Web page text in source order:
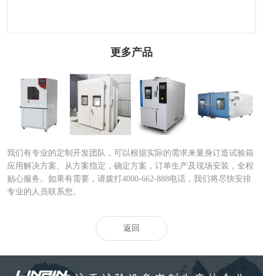
更多产品
砂尘试验箱|沙尘
试验箱
步入式砂尘试验
箱|大型步
快速温变试验箱|
快速温度
大型快速温度变
化试验箱
我们有专业的定制开发团队，可以根据实际的需求来量身订造试验箱
应用解决方案。从方案指定，确定方案，订单生产及现场安装，全程
贴心服务。如果有需要，请拨打4000-662-888电话，我们将尽快安排
专业的人员联系您。
返回